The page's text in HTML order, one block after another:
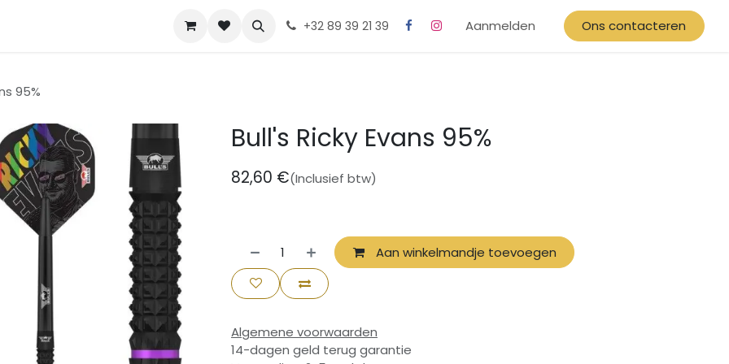
+32 89 39 21 39 Aanmelden Ons contacteren
95%
Bull's Ricky Evans 95%
82,60 €(Inclusief btw)
Aan winkelmandje toevoegen
Algemene voorwaarden
14-dagen geld terug garantie